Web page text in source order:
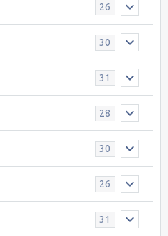
26
30
31
28
30
26
31